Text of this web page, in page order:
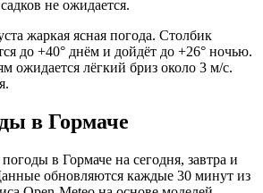
не ожидается.
жаркая ясная погода. Столбик
до +40° днём и дойдёт до +26° ночью.
ожидается лёгкий бриз около 3 м/с.
в Гормаче
в Гормаче на сегодня, завтра и
обновляются каждые 30 минут из